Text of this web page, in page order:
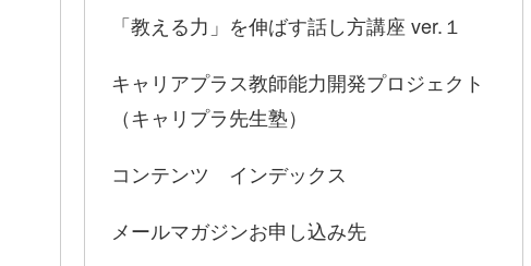
「教える力」を伸ばす話し方講座 ver.１
キャリアプラス教師能力開発プロジェクト
（キャリプラ先生塾）
コンテンツ インデックス
メールマガジンお申し込み先